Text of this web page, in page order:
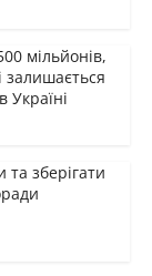
мільйонів,
залишається
Україні
зберігати